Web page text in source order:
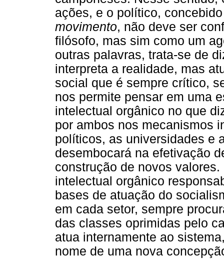
ações, e o político,
movimento, não deve ser
filósofo, mas sim como um
outras palavras, trata-se de
interpreta a realidade, mas
social que é sempre crítico,
nos permite pensar em uma
intelectual orgânico no que
por ambos nos mecanismos
políticos, as universidades e
desembocará na efetivação
construção de novos
intelectual orgânico
bases de atuação do
em cada setor, sempre
das classes oprimidas pelo
atua internamente ao
nome de uma nova